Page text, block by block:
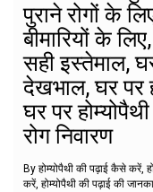
पुराने रोगों के
बीमारियों के
सही इस्तेमाल,
देखभाल, घर पर
घर पर
रोग निवारण
By होम्योपैथी की पढ़ाई कैसे करें,
करें, होम्योपैथी की पढ़ाई की